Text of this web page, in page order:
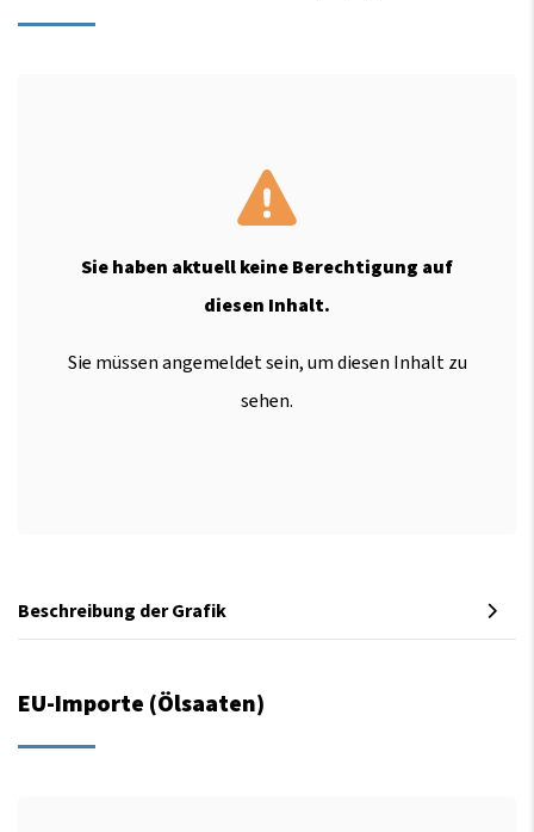
Sie haben aktuell keine Berechtigung auf
diesen Inhalt.
Sie müssen angemeldet sein, um diesen Inhalt zu
sehen.
Beschreibung der Grafik
EU-Importe (Ölsaaten)